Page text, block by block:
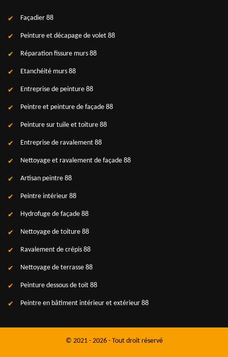
Façadier 88
Peinture et décapage de volet 88
Réparation fissure murs 88
Etanchéité murs 88
Entreprise de peinture 88
Peintre et peinture de façade 88
Peinture sur tuile et toiture 88
Entreprise de ravalement 88
Nettoyage et ravalement de façade 88
Artisan peintre 88
Peintre intérieur 88
Hydrofuge de façade 88
Nettoyage de toiture 88
Ravalement de crépis 88
Nettoyage de terrasse 88
Peinture dessous de toit 88
Peintre en bâtiment intérieur et extérieur 88
© 2021 - 2026 - Tout droit réservé